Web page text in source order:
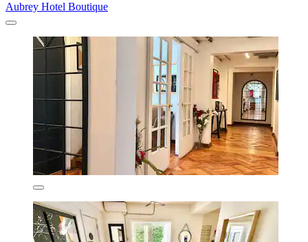
Aubrey Hotel Boutique